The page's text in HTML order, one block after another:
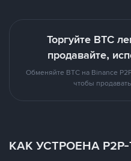
Торгуйте BTC
продавайте,
Обменяйте BTC на Binance
чтобы
КАК УСТРОЕНА